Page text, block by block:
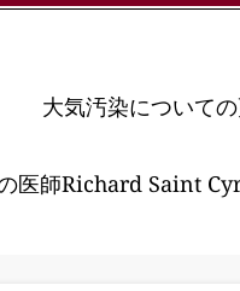
大気汚染について
医師Richard Saint